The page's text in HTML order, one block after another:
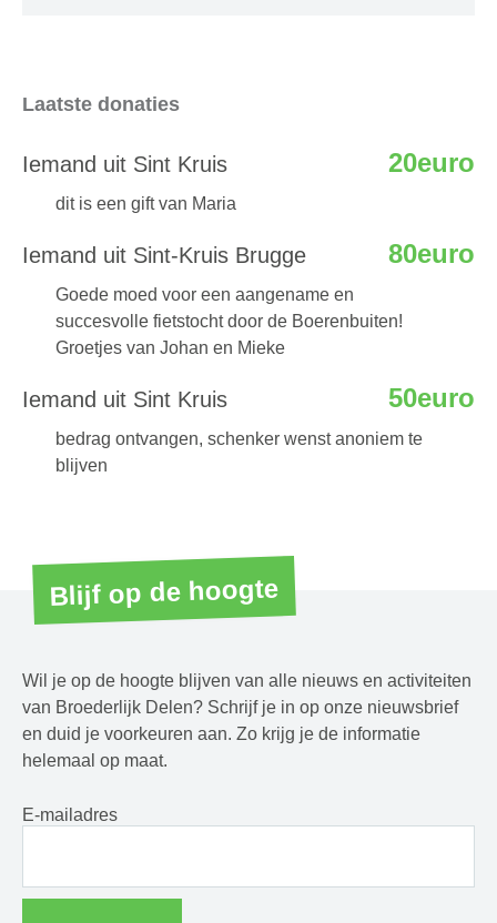
Laatste donaties
Iemand uit Sint Kruis 20euro
dit is een gift van Maria
Iemand uit Sint-Kruis Brugge 80euro
Goede moed voor een aangename en
succesvolle fietstocht door de Boerenbuiten!
Groetjes van Johan en Mieke
Iemand uit Sint Kruis 50euro
bedrag ontvangen, schenker wenst anoniem te
blijven
Blijf op de hoogte
Wil je op de hoogte blijven van alle nieuws en activiteiten
van Broederlijk Delen? Schrijf je in op onze nieuwsbrief
en duid je voorkeuren aan. Zo krijg je de informatie
helemaal op maat.
E-mailadres